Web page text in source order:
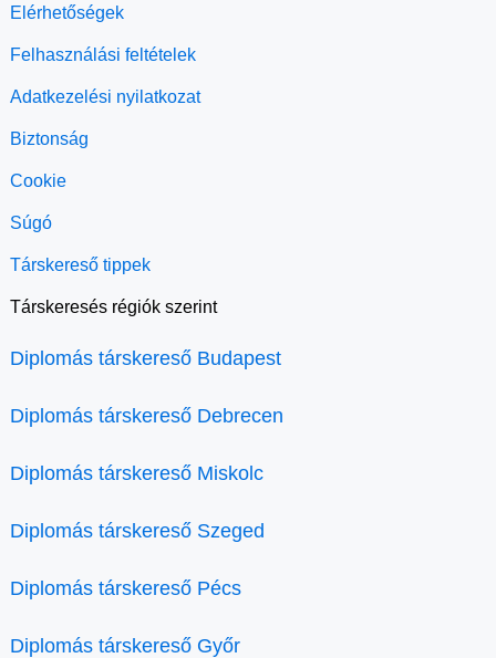
Elérhetőségek
Felhasználási feltételek
Adatkezelési nyilatkozat
Biztonság
Cookie
Súgó
Társkereső tippek
Társkeresés régiók szerint
Diplomás társkereső Budapest
Diplomás társkereső Debrecen
Diplomás társkereső Miskolc
Diplomás társkereső Szeged
Diplomás társkereső Pécs
Diplomás társkereső Győr